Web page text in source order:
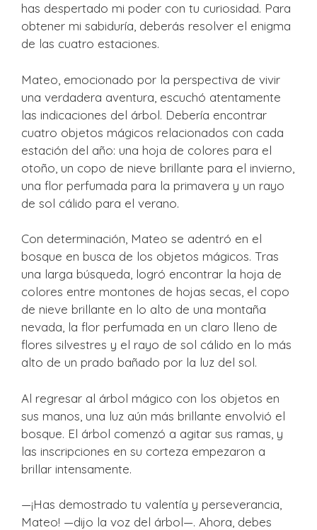
has despertado mi poder con tu curiosidad. Para
obtener mi sabiduría, deberás resolver el enigma
de las cuatro estaciones.
Mateo, emocionado por la perspectiva de vivir
una verdadera aventura, escuchó atentamente
las indicaciones del árbol. Debería encontrar
cuatro objetos mágicos relacionados con cada
estación del año: una hoja de colores para el
otoño, un copo de nieve brillante para el invierno,
una flor perfumada para la primavera y un rayo
de sol cálido para el verano.
Con determinación, Mateo se adentró en el
bosque en busca de los objetos mágicos. Tras
una larga búsqueda, logró encontrar la hoja de
colores entre montones de hojas secas, el copo
de nieve brillante en lo alto de una montaña
nevada, la flor perfumada en un claro lleno de
flores silvestres y el rayo de sol cálido en lo más
alto de un prado bañado por la luz del sol.
Al regresar al árbol mágico con los objetos en
sus manos, una luz aún más brillante envolvió el
bosque. El árbol comenzó a agitar sus ramas, y
las inscripciones en su corteza empezaron a
brillar intensamente.
—¡Has demostrado tu valentía y perseverancia,
Mateo! —dijo la voz del árbol—. Ahora, debes